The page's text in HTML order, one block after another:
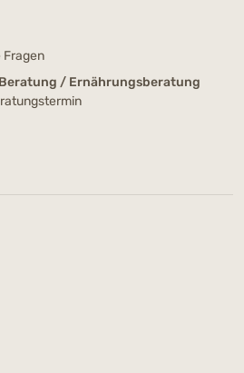
/ Ernährungsberatung